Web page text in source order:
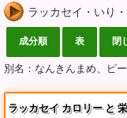
ラッカセイ・いり
別名：なんきんまめ、ピ
ラッカセイ カロリー と